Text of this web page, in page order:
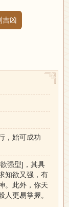
吉凶
，始可成功
强型]，其具
知欲又强，有
。此外，你天
人更易掌握。